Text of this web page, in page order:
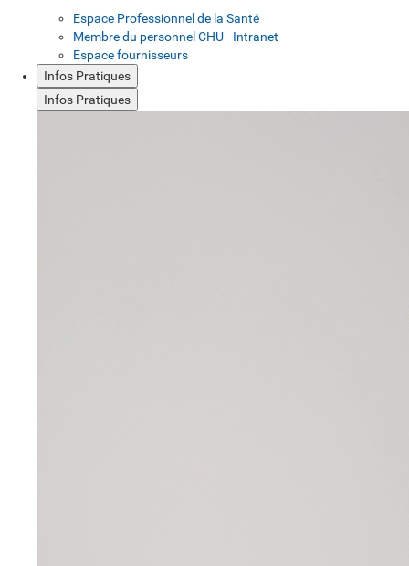
Espace Professionnel de la Santé
Membre du personnel CHU - Intranet
Espace fournisseurs
Infos Pratiques
Infos Pratiques